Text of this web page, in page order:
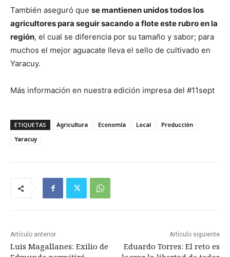
También aseguró que se mantienen unidos todos los
agricultores para seguir sacando a flote este rubro en la
región, el cual se diferencia por su tamaño y sabor; para
muchos el mejor aguacate lleva el sello de cultivado en
Yaracuy.
Más información en nuestra edición impresa del #11sept
ETIQUETAS Agricultura Economía Local
Producción
Yaracuy
Artículo anterior
Luis Magallanes: Exilio de
Artículo siguiente
Eduardo Torres: El reto es